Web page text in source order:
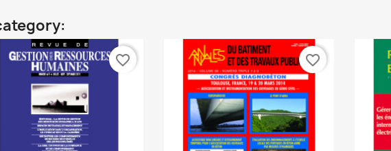
favorite_border favorite_border